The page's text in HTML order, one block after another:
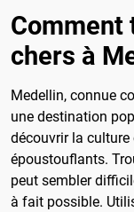
Comment
chers à
Medellin, connue
une destination
découvrir la
époustouflants.
peut sembler
à fait possible.